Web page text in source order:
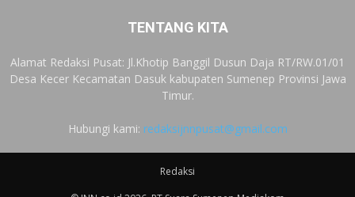
TENTANG KITA
Alamat Redaksi Pusat: Jl.Khotip Banggil Dusun Daja RT/RW.01/01
Desa Kecer Kecamatan Dasuk kabupaten Sumenep Provinsi Jawa
Timur.
Hubungi kami: redaksijnnpusat@gmail.com
Redaksi